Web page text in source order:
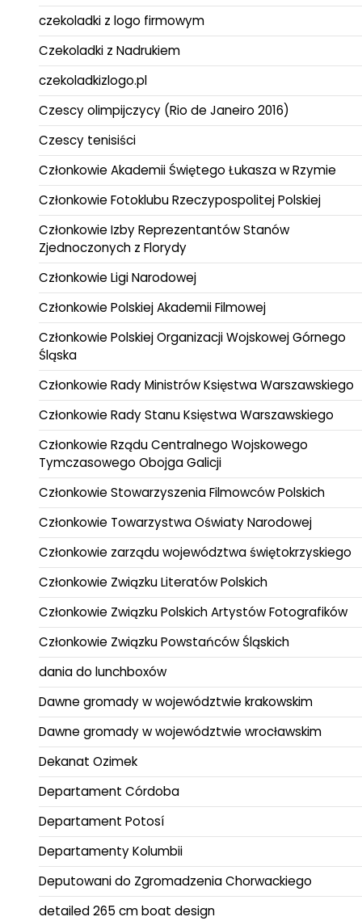
czekoladki z logo firmowym
Czekoladki z Nadrukiem
czekoladkizlogo.pl
Czescy olimpijczycy (Rio de Janeiro 2016)
Czescy tenisiści
Członkowie Akademii Świętego Łukasza w Rzymie
Członkowie Fotoklubu Rzeczypospolitej Polskiej
Członkowie Izby Reprezentantów Stanów
Zjednoczonych z Florydy
Członkowie Ligi Narodowej
Członkowie Polskiej Akademii Filmowej
Członkowie Polskiej Organizacji Wojskowej Górnego
Śląska
Członkowie Rady Ministrów Księstwa Warszawskiego
Członkowie Rady Stanu Księstwa Warszawskiego
Członkowie Rządu Centralnego Wojskowego
Tymczasowego Obojga Galicji
Członkowie Stowarzyszenia Filmowców Polskich
Członkowie Towarzystwa Oświaty Narodowej
Członkowie zarządu województwa świętokrzyskiego
Członkowie Związku Literatów Polskich
Członkowie Związku Polskich Artystów Fotografików
Członkowie Związku Powstańców Śląskich
dania do lunchboxów
Dawne gromady w województwie krakowskim
Dawne gromady w województwie wrocławskim
Dekanat Ozimek
Departament Córdoba
Departament Potosí
Departamenty Kolumbii
Deputowani do Zgromadzenia Chorwackiego
detailed 265 cm boat design